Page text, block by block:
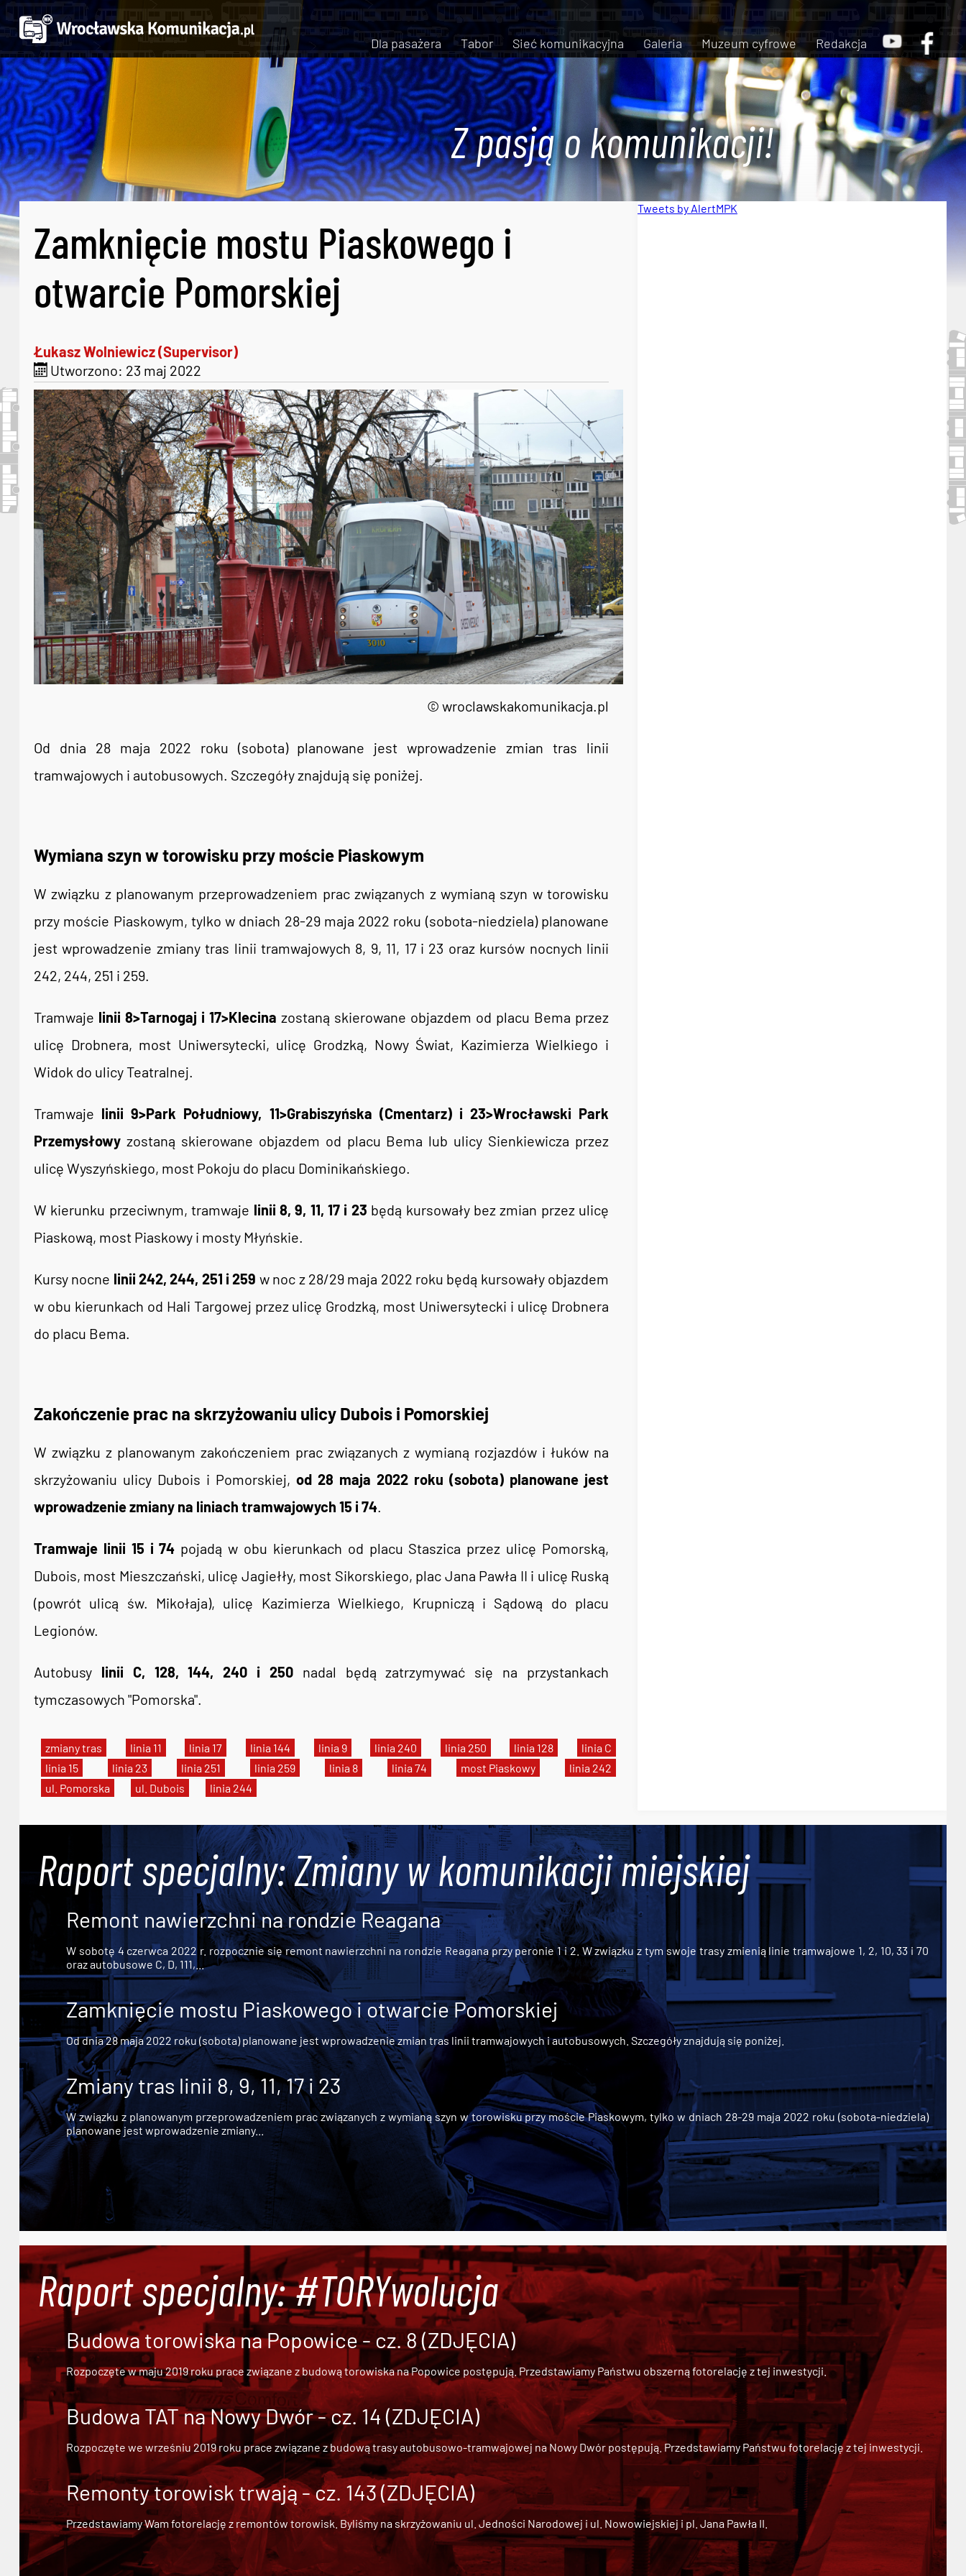
Dla pasażera Tabor Sieć komunikacyjna Galeria Muzeum cyfrowe Redakcja
Z pasją o komunikacji!
Zamknięcie mostu Piaskowego i
otwarcie Pomorskiej
Łukasz Wolniewicz (Supervisor)
Utworzono: 23 maj 2022
zmiany tras linia 11 linia 17 linia 144 linia 9 linia 240 linia 250 linia 128
linia C
linia 15
linia 23 linia 251 linia 259 linia 8 linia 74 most Piaskowy
linia 242
ul. Pomorska
ul. Dubois linia 244
© wroclawskakomunikacja.pl
Od dnia 28 maja 2022 roku (sobota) planowane jest wprowadzenie zmian tras linii
tramwajowych i autobusowych. Szczegóły znajdują się poniżej.
Wymiana szyn w torowisku przy moście Piaskowym
W związku z planowanym przeprowadzeniem prac związanych z wymianą szyn w torowisku
przy moście Piaskowym, tylko w dniach 28-29 maja 2022 roku (sobota-niedziela) planowane
jest wprowadzenie zmiany tras linii tramwajowych 8, 9, 11, 17 i 23 oraz kursów nocnych linii
242, 244, 251 i 259.
Tramwaje linii 8>Tarnogaj i 17>Klecina zostaną skierowane objazdem od placu Bema przez
ulicę Drobnera, most Uniwersytecki, ulicę Grodzką, Nowy Świat, Kazimierza Wielkiego i
Widok do ulicy Teatralnej.
Tramwaje linii 9>Park Południowy, 11>Grabiszyńska (Cmentarz) i 23>Wrocławski Park
Przemysłowy zostaną skierowane objazdem od placu Bema lub ulicy Sienkiewicza przez
ulicę Wyszyńskiego, most Pokoju do placu Dominikańskiego.
W kierunku przeciwnym, tramwaje linii 8, 9, 11, 17 i 23 będą kursowały bez zmian przez ulicę
Piaskową, most Piaskowy i mosty Młyńskie.
Kursy nocne linii 242, 244, 251 i 259 w noc z 28/29 maja 2022 roku będą kursowały objazdem
w obu kierunkach od Hali Targowej przez ulicę Grodzką, most Uniwersytecki i ulicę Drobnera
do placu Bema.
Zakończenie prac na skrzyżowaniu ulicy Dubois i Pomorskiej
W związku z planowanym zakończeniem prac związanych z wymianą rozjazdów i łuków na
skrzyżowaniu ulicy Dubois i Pomorskiej, od 28 maja 2022 roku (sobota) planowane jest
wprowadzenie zmiany na liniach tramwajowych 15 i 74.
Tramwaje linii 15 i 74 pojadą w obu kierunkach od placu Staszica przez ulicę Pomorską,
Dubois, most Mieszczański, ulicę Jagiełły, most Sikorskiego, plac Jana Pawła II i ulicę Ruską
(powrót ulicą św. Mikołaja), ulicę Kazimierza Wielkiego, Krupniczą i Sądową do placu
Legionów.
Autobusy linii C, 128, 144, 240 i 250nadal będą zatrzymywać się na przystankach
tymczasowych "Pomorska".
Tweets by AlertMPK
Raport specjalny: Zmiany w komunikacji miejskiej
Remont nawierzchni na rondzie Reagana
W sobotę 4 czerwca 2022 r. rozpocznie się remont nawierzchni na rondzie Reagana przy peronie 1 i 2. W związku z tym swoje trasy zmienią linie tramwajowe 1, 2, 10, 33 i 70
oraz autobusowe C, D, 111,...
Zamknięcie mostu Piaskowego i otwarcie Pomorskiej
Od dnia 28 maja 2022 roku (sobota) planowane jest wprowadzenie zmian tras linii tramwajowych i autobusowych. Szczegóły znajdują się poniżej.
Zmiany tras linii 8, 9, 11, 17 i 23
W związku z planowanym przeprowadzeniem prac związanych z wymianą szyn w torowisku przy moście Piaskowym, tylko w dniach 28-29 maja 2022 roku (sobota-niedziela)
planowane jest wprowadzenie zmiany...
Raport specjalny: #TORYwolucja
Budowa torowiska na Popowice - cz. 8 (ZDJĘCIA)
Rozpoczęte w maju 2019 roku prace związane z budową torowiska na Popowice postępują. Przedstawiamy Państwu obszerną fotorelację z tej inwestycji.
Budowa TAT na Nowy Dwór - cz. 14 (ZDJĘCIA)
Rozpoczęte we wrześniu 2019 roku prace związane zbudową trasy autobusowo-tramwajowej na Nowy Dwórpostępują. Przedstawiamy Państwu fotorelację z tej inwestycji.
Remonty torowisk trwają - cz. 143 (ZDJĘCIA)
Przedstawiamy Wam fotorelację z remontów torowisk. Byliśmy na skrzyżowaniu ul. Jedności Narodowej i ul. Nowowiejskiej i pl. Jana Pawła II.